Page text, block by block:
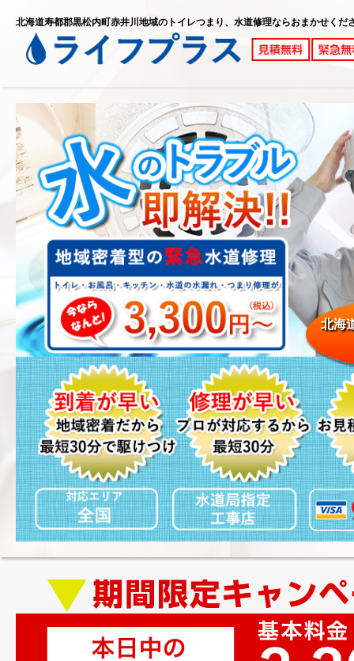
北海道寿都郡黒松内町赤井川地域のトイレつまり、水道修理ならおまかせくだ
北海